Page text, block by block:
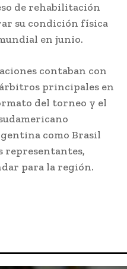
de rehabilitación
su condición física
en junio.
contaban con
principales en
del torneo y el
como Brasil
representantes,
para la región.